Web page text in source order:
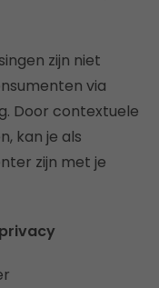
zijn niet
via
Door contextuele
kan je als
zijn met je